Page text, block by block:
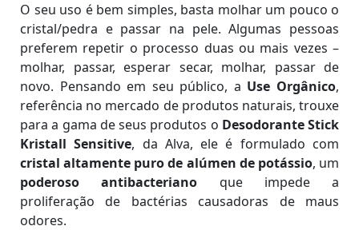
O seu uso é bem simples, basta molhar um pouco o
cristal/pedra e passar na pele. Algumas pessoas
preferem repetir o processo duas ou mais vezes –
molhar, passar, esperar secar, molhar, passar de
novo. Pensando em seu público, a Use Orgânico,
referência no mercado de produtos naturais, trouxe
para a gama de seus produtos o Desodorante Stick
Kristall Sensitive, da Alva, ele é formulado com
cristal altamente puro de alúmen de potássio, um
poderoso antibacteriano que impede a
proliferação de bactérias causadoras de maus
odores.